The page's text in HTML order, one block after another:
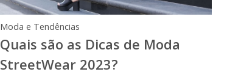
Moda e Tendências
Quais são as Dicas de Moda
StreetWear 2023?